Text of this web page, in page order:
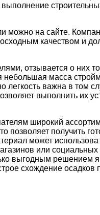
можно на сайте.
качеством и
отзывается о них
масса
важна в том
выполнить их
широкий
получить
может
или
выгодным решением
схождение осадков